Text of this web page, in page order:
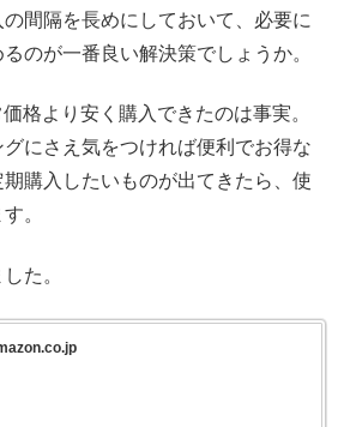
間隔を長めにしておいて、必要に
のが一番良い解決策でしょうか。
格より安く購入できたのは事実。
にさえ気をつければ便利でお得な
購入したいものが出てきたら、使
。
た。